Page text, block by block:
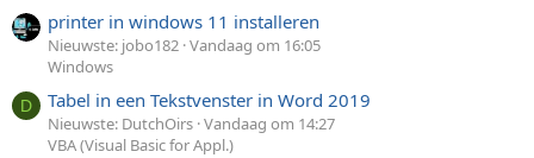
printer in windows 11 installeren
Nieuwste: jobo182 Vandaag om 16:05
Windows
D Tabel in een Tekstvenster in Word 2019
Nieuwste: DutchOirs Vandaag om 14:27
VBA (Visual Basic for Appl.)